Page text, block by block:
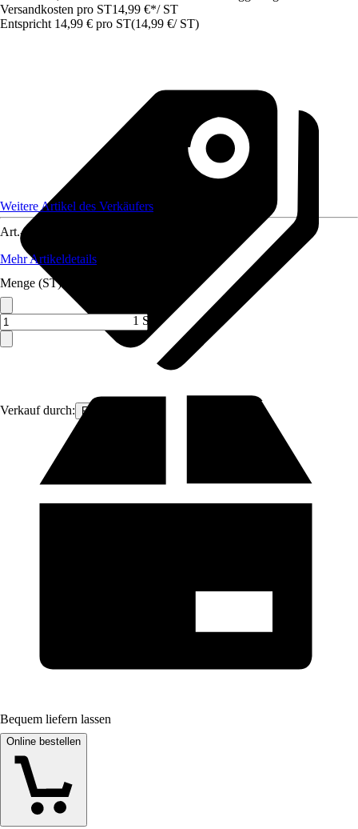
Versandkosten pro ST14,99 €*/ ST
Entspricht 14,99 € pro ST(14,99 €/ ST)
Verkauf durch: Fresh-Pool
Weitere Artikel des Verkäufers
Art.-Nr.
Mehr Artikeldetails
Menge (ST)
1 ST
Bequem liefern lassen
Online bestellen